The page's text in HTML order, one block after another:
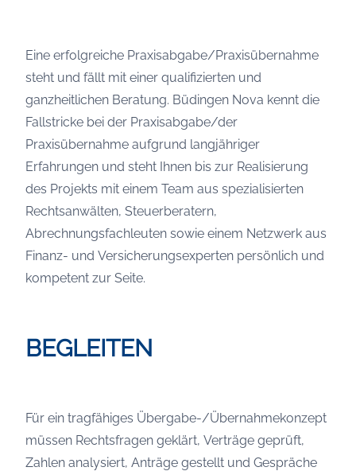
Eine erfolgreiche Praxisabgabe/Praxisübernahme
steht und fällt mit einer qualifizierten und
ganzheitlichen Beratung. Büdingen Nova kennt die
Fallstricke bei der Praxisabgabe/der
Praxisübernahme aufgrund langjähriger
Erfahrungen und steht Ihnen bis zur Realisierung
des Projekts mit einem Team aus spezialisierten
Rechtsanwälten, Steuerberatern,
Abrechnungsfachleuten sowie einem Netzwerk aus
Finanz- und Versicherungsexperten persönlich und
kompetent zur Seite.
BEGLEITEN
Für ein tragfähiges Übergabe-/Übernahmekonzept
müssen Rechtsfragen geklärt, Verträge geprüft,
Zahlen analysiert, Anträge gestellt und Gespräche